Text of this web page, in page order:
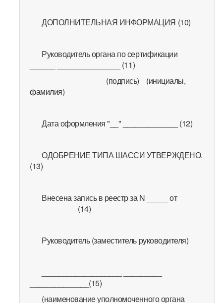
ДОПОЛНИТЕЛЬНАЯ ИНФОРМАЦИЯ (10)
Руководитель органа по сертификации
______ _______________ (11)
(подпись) (инициалы,
фамилия)
Дата оформления "__" _____________ (12)
ОДОБРЕНИЕ ТИПА ШАССИ УТВЕРЖДЕНО.
(13)
Внесена запись в реестр за N _____ от
___________ (14)
Руководитель (заместитель руководителя)
______________(15)
(наименование уполномоченного органа